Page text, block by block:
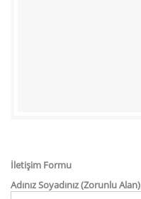
İletişim Formu
Adınız Soyadınız (Zorunlu Alan)